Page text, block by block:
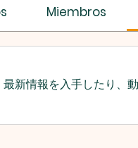
Miembros
新情報を入手したり、動